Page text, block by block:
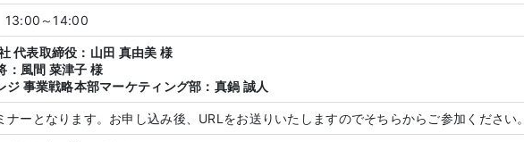
～14:00
代表取締役：山田 真由美 様
：風間 菜津子 様
ジ 事業戦略本部マーケティング部：真鍋 誠人
ナーとなります。お申し込み後、URLをお送りいたしますのでそちらからご参加ください。